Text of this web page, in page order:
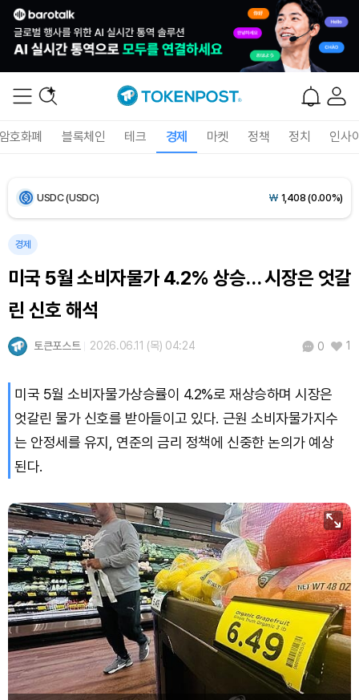
호화폐 블록체인 테크 경제 마켓 정책 정치 인사
Bitcoin (BTC) ₩91,449,421(+1.00%)
USDC (USDC) ₩ 1,408(0.00%)
Solana (SOL) 104,949(+2.34%)
TRON (TRX)
Dogecoin (DOGE) ₩98.80(+1.51%)
Bitcoin (BTC) ₩91,449,421(+1.00%)
경제
미국 5월 소비자물가 4.2% 상승… 시장은 엇갈
린 신호 해석
토큰포스트 2026.06.11 (목) 04:24 0 1
미국 5월 소비자물가상승률이 4.2%로 재상승하며 시장은
엇갈린 물가 신호를 받아들이고 있다. 근원 소비자물가지수
는 안정세를 유지, 연준의 금리 정책에 신중한 논의가 예상
된다.